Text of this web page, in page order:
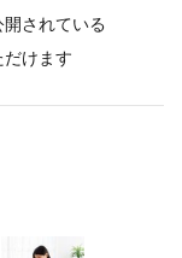
されている
けます